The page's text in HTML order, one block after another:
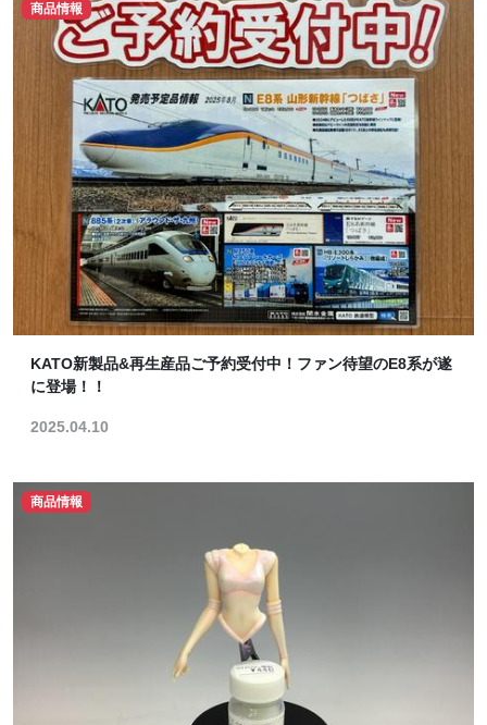
商品情報
KATO新製品&再生産品ご予約受付中！ファン待望のE8系が遂
に登場！！
2025.04.10
商品情報